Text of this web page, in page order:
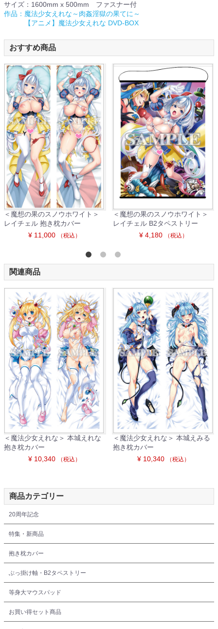
サイズ：1600mm x 500mm ファスナー付
作品：魔法少女えれな～肉姦淫獄の果てに～
【アニメ】魔法少女えれな DVD-BOX
おすすめ商品
＜魔想の果のスノウホワイト＞
レイチェル 抱き枕カバー
¥ 11,000
（税込）
＜魔想の果のスノウホワイト＞
レイチェル B2タペストリー
¥ 4,180
（税込）
関連商品
＜魔法少女えれな＞ 本城えれな
抱き枕カバー
¥ 10,340
（税込）
＜魔法少女えれな＞ 本城えみる
抱き枕カバー
¥ 10,340
（税込）
商品カテゴリー
20周年記念
特集・新商品
抱き枕カバー
ぶっ掛け軸・B2タペストリー
等身大マウスパッド
お買い得セット商品